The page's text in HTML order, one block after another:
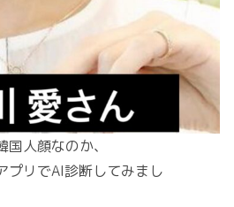
人顔なのか、
プリでAI診断してみまし